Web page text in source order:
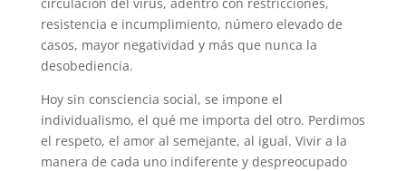
resistencia e incumplimiento, número elevado de
casos, mayor negatividad y más que nunca la
desobediencia.
Hoy sin consciencia social, se impone el
individualismo, el qué me importa del otro. Perdimos
el respeto, el amor al semejante, al igual. Vivir a la
manera de cada uno indiferente y despreocupado